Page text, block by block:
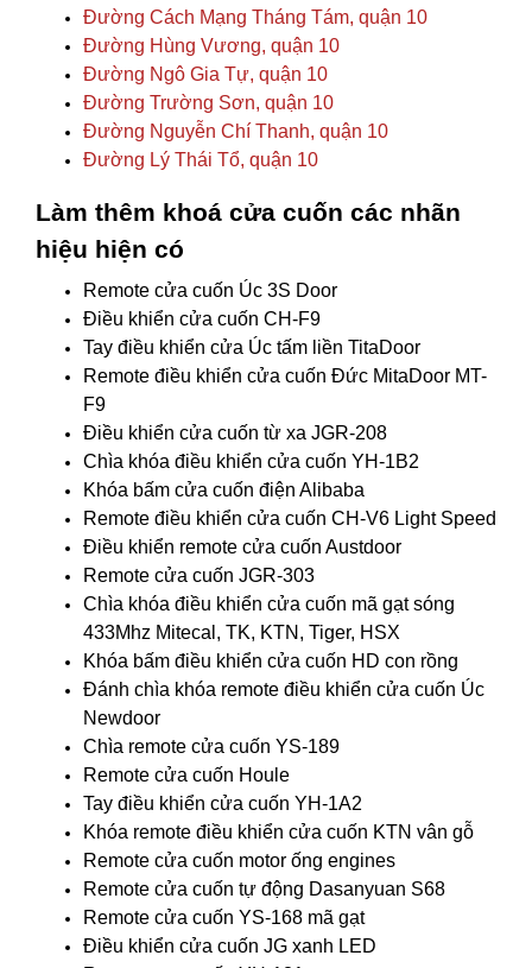
Đường Cách Mạng Tháng Tám, quận 10
Đường Hùng Vương, quận 10
Đường Ngô Gia Tự, quận 10
Đường Trường Sơn, quận 10
Đường Nguyễn Chí Thanh, quận 10
Đường Lý Thái Tổ, quận 10
Làm thêm khoá cửa cuốn các nhãn
hiệu hiện có
Remote cửa cuốn Úc 3S Door
Điều khiển cửa cuốn CH-F9
Tay điều khiển cửa Úc tấm liền TitaDoor
Remote điều khiển cửa cuốn Đức MitaDoor MT-
F9
Điều khiển cửa cuốn từ xa JGR-208
Chìa khóa điều khiển cửa cuốn YH-1B2
Khóa bấm cửa cuốn điện Alibaba
Remote điều khiển cửa cuốn CH-V6 Light Speed
Điều khiển remote cửa cuốn Austdoor
Remote cửa cuốn JGR-303
Chìa khóa điều khiển cửa cuốn mã gạt sóng
433Mhz Mitecal, TK, KTN, Tiger, HSX
Khóa bấm điều khiển cửa cuốn HD con rồng
Đánh chìa khóa remote điều khiển cửa cuốn Úc
Newdoor
Chìa remote cửa cuốn YS-189
Remote cửa cuốn Houle
Tay điều khiển cửa cuốn YH-1A2
Khóa remote điều khiển cửa cuốn KTN vân gỗ
Remote cửa cuốn motor ống engines
Remote cửa cuốn tự động Dasanyuan S68
Remote cửa cuốn YS-168 mã gạt
Điều khiển cửa cuốn JG xanh LED